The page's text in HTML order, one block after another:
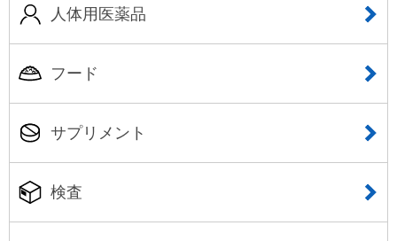
人体用医薬品
フード
サプリメント
検査